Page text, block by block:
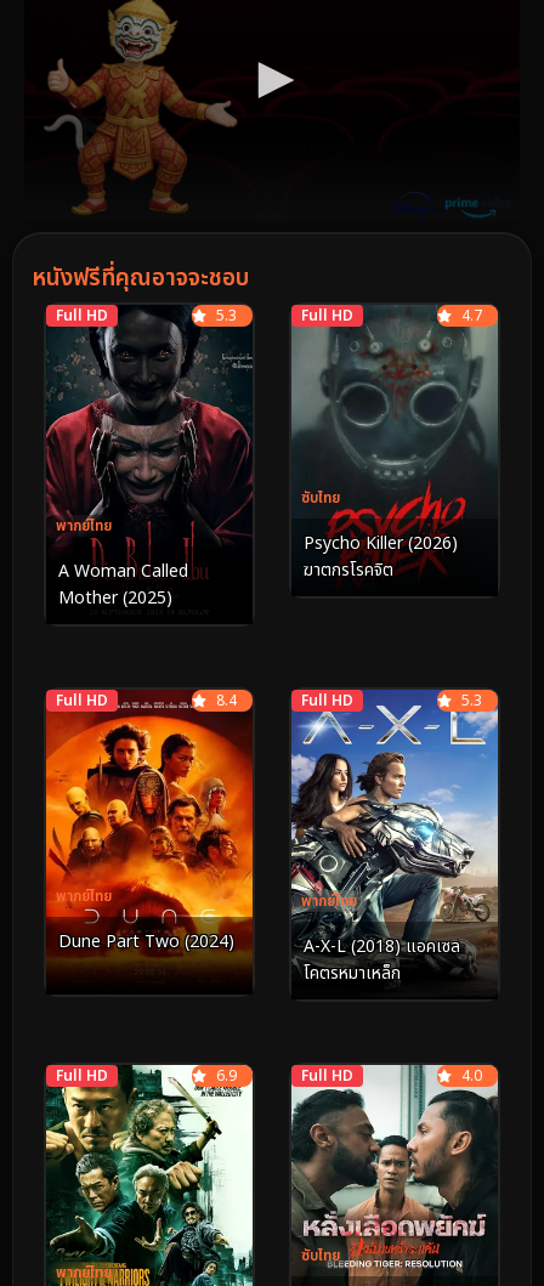
หนังฟรีที่คุณอาจจะชอบ
Full HD
พากย์ไทย
5.3
A Woman Called
Mother (2025)
Full HD
ซับไทย
4.7
Psycho Killer (2026)
ฆาตกรโรคจิต
Full HD
พากย์ไทย
8.4
Dune Part Two (2024)
Full HD
พากย์ไทย
5.3
A-X-L (2018) แอคเซล
โคตรหมาเหล็ก
Full HD
พากย์ไทย
6.9 Full HD
ซับไทย
4.0